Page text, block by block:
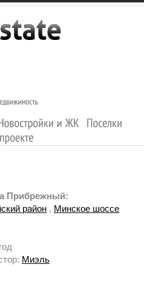
Прибрежный:
район , Минское шоссе
Миэль